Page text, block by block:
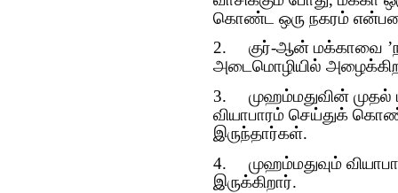
கொண்ட ஒரு நகரம் என்பதை
2.
குர்-ஆன் மக்காவை
அடைமொழியில்
3.
முஹம்மதுவின்
வியாபாரம் செய்துக்
இருந்தார்கள்.
4.
முஹம்மதுவும்
இருக்கிறார்.